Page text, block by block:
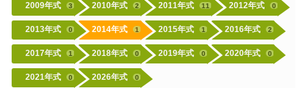
2009年式 3 2010年式 2 2011年式 11 2012年式 0
2013年式 0 2014年式 1 2015年式 1 2016年式 2
2017年式 1 2018年式 0 2019年式 0 2020年式 0
2021年式 0 2026年式 0